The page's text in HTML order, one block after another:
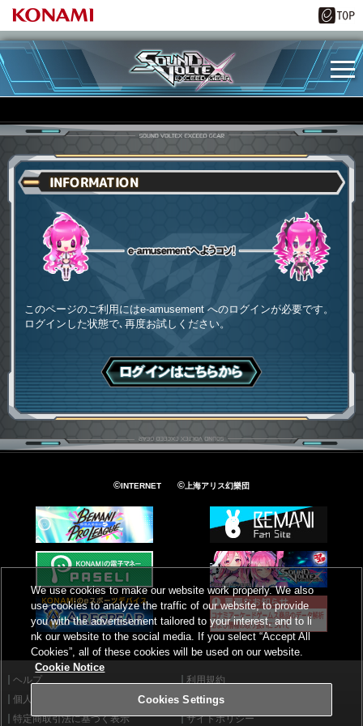
INFORMATION
このページのご利用にはe-amusement へのログインが必要です。
ログインした状態で､再度お試しください。
ログインはこちら
©INTERNET ©上海アリス幻樂団
ヘルプ
利用規約
個人情報等保護方針
外部送信について
特定商取引法に基づく表示
サイトポリシー
We use cookies to make our website work properly. We also
use cookies to analyze the traffic of our website, to provide
you with the advertisement tailored to your interest, and to li
nk our website to the social media. If you select “Accept All
Cookies”, all of these cookies will be used on our website.
Cookie Notice
Cookies Settings